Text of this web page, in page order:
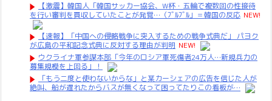
【激震】韓国人「韓国サッカー協会、W杯・五輪で複数回の性接待
を行い審判を買収していたことが発覚…（ﾌﾞﾙﾌﾞﾙ」＝韓国の反応 NEW!
【速報】「中国への侵略戦争に突入するための戦争式典だ」 パヨク
が広島の平和記念式典に反対する理由が判明 NEW!
ウクライナ軍参謀本部「今年のロシア軍死傷者24万人…新規兵力の
募集規模を上回る」！
「もう二度と使わないからな」と某カーシェアの広告を信じた人が
絶叫、船が遅れたからバスが無くなって困ってたりこの看板が…